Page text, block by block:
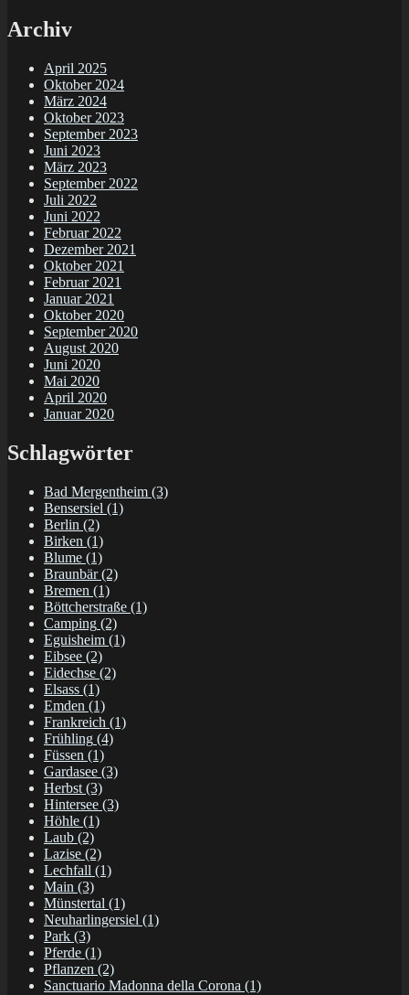
Archiv
April 2025
Oktober 2024
März 2024
Oktober 2023
September 2023
Juni 2023
März 2023
September 2022
Juli 2022
Juni 2022
Februar 2022
Dezember 2021
Oktober 2021
Februar 2021
Januar 2021
Oktober 2020
September 2020
August 2020
Juni 2020
Mai 2020
April 2020
Januar 2020
Schlagwörter
Bad Mergentheim (3)
Bensersiel (1)
Berlin (2)
Birken (1)
Blume (1)
Braunbär(2)
Bremen (1)
Böttcherstraße (1)
Camping (2)
Eguisheim (1)
Eibsee (2)
Eidechse (2)
Elsass (1)
Emden (1)
Frankreich (1)
Frühling (4)
Füssen (1)
Gardasee (3)
Herbst (3)
Hintersee (3)
Höhle (1)
Laub (2)
Lazise (2)
Lechfall (1)
Main (3)
Münstertal (1)
Neuharlingersiel (1)
Park (3)
Pferde (1)
Pflanzen (2)
Sanctuario Madonna della Corona (1)